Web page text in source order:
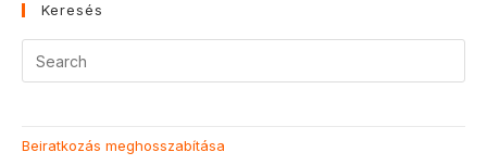
Keresés
Beiratkozás meghosszabítása